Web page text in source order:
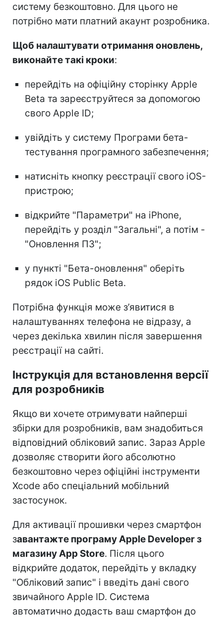
систему безкоштовно. Для цього не
потрібно мати платний акаунт розробника.
Щоб налаштувати отримання оновлень,
виконайте такі кроки:
перейдіть на офіційну сторінку Apple
Beta та зареєструйтеся за допомогою
свого Apple ID;
увійдіть у систему Програми бета-
тестування програмного забезпечення;
натисніть кнопку реєстрації свого iOS-
пристрою;
відкрийте "Параметри" на iPhone,
перейдіть у розділ "Загальні", а потім -
"Оновлення ПЗ";
у пункті "Бета-оновлення" оберіть
рядок iOS Public Beta.
Потрібна функція може з’явитися в
налаштуваннях телефона не відразу, а
через декілька хвилин після завершення
реєстрації на сайті.
Інструкція для встановлення версії
для розробників
Якщо ви хочете отримувати найперші
збірки для розробників, вам знадобиться
відповідний обліковий запис. Зараз Apple
дозволяє створити його абсолютно
безкоштовно через офіційні інструменти
Xcode або спеціальний мобільний
застосунок.
Для активації прошивки через смартфон
завантажте програму Apple Developer з
магазину App Store. Після цього
відкрийте додаток, перейдіть у вкладку
"Обліковий запис" і введіть дані свого
звичайного Apple ID. Система
автоматично додасть ваш смартфон до